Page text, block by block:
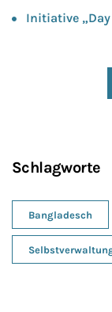
Initiative
Schlagworte
Bangladesch